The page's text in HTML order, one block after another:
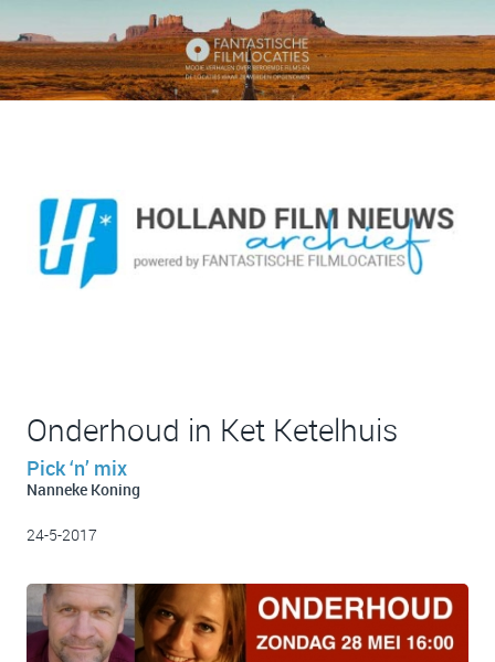
Onderhoud in Ket Ketelhuis
Pick ‘n’ mix
Nanneke Koning
24-5-2017